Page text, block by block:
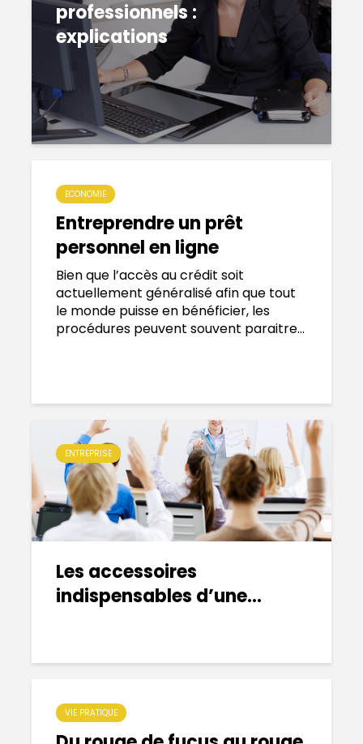
professionnels :
explications
ECONOMIE
Entreprendre un prêt
personnel en ligne
Bien que l’accès au crédit soit
actuellement généralisé afin que tout
le monde puisse en bénéficier, les
procédures peuvent souvent paraitre...
ENTREPRISE
Les accessoires
indispensables d’une...
VIE PRATIQUE